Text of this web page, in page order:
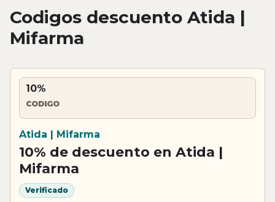
Codigos descuento Atida |
Mifarma
10%
CODIGO
Atida | Mifarma
10% de descuento en Atida |
Mifarma
Verificado